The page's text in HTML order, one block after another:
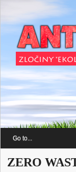
ZERO